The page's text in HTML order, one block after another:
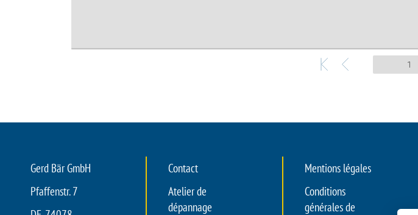
Gerd Bär GmbH
Pfaffenstr. 7
Contact
Atelier de
dépannage
Mentions légales
Conditions
générales de